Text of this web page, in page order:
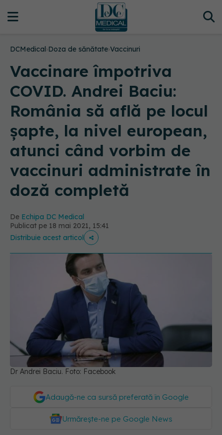
DCMedical›Doza de sănătate›Vaccinuri
Vaccinare împotriva
COVID. Andrei Baciu:
România să află pe locul
şapte, la nivel european,
atunci când vorbim de
vaccinuri administrate în
doză completă
De Echipa DC Medical
Publicat pe 18 mai 2021, 15:41
Distribuie acest articol
Dr Andrei Baciu. Foto: Facebook
Adaugă-ne ca sursă preferată în Google
Urmărește-ne pe Google News